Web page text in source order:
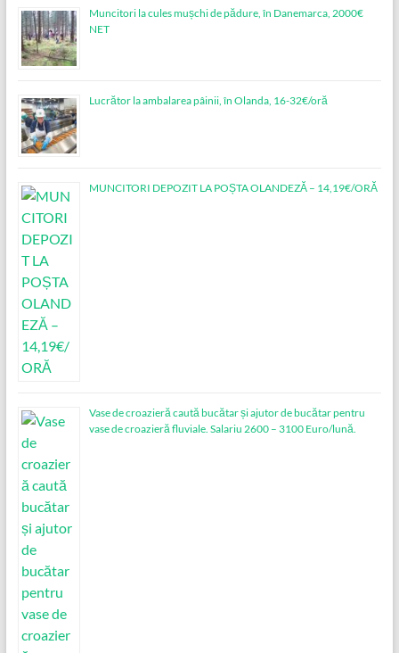
Muncitori la cules mușchi de pădure, în Danemarca, 2000€
NET
Lucrător la ambalarea pâinii, în Olanda, 16-32€/oră
MUNCITORI DEPOZIT LA POȘTA OLANDEZĂ – 14,19€/ORĂ
Vase de croazieră caută bucătar și ajutor de bucătar pentru
vase de croazieră fluviale. Salariu 2600 – 3100 Euro/lună.